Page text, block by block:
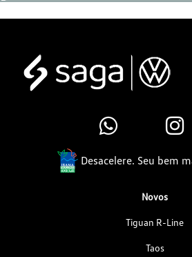
Desacelere. Seu bem
Novos
Tiguan R-Line
Taos